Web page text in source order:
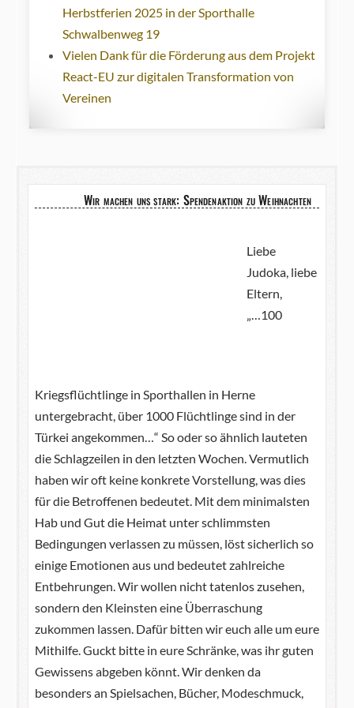
Herbstferien 2025 in der Sporthalle
Schwalbenweg 19
Vielen Dank für die Förderung aus dem Projekt
React-EU zur digitalen Transformation von
Vereinen
Wir machen uns stark: Spendenaktion zu Weihnachten
Liebe
Judoka, liebe
Eltern,
„…100
Kriegsflüchtlinge in Sporthallen in Herne
untergebracht, über 1000 Flüchtlinge sind in der
Türkei angekommen…“ So oder so ähnlich lauteten
die Schlagzeilen in den letzten Wochen. Vermutlich
haben wir oft keine konkrete Vorstellung, was dies
für die Betroffenen bedeutet. Mit dem minimalsten
Hab und Gut die Heimat unter schlimmsten
Bedingungen verlassen zu müssen, löst sicherlich so
einige Emotionen aus und bedeutet zahlreiche
Entbehrungen. Wir wollen nicht tatenlos zusehen,
sondern den Kleinsten eine Überraschung
zukommen lassen. Dafür bitten wir euch alle um eure
Mithilfe. Guckt bitte in eure Schränke, was ihr guten
Gewissens abgeben könnt. Wir denken da
besonders an Spielsachen, Bücher, Modeschmuck,